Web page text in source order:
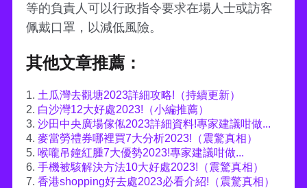
等的負責人可以行政指令要求在場人士或訪客
佩戴口罩，以減低風險。
其他文章推薦：
1. 土瓜灣去觀塘2023詳細攻略!（持續更新）
2. 白沙灣12大好處2023!（小編推薦）
3. 沙田中央廣場傢俬2023詳細資料!專家建議咁做...
4. 麥當勞禮券哪裡買7大分析2023!（震驚真相）
5. 喉嚨吊鐘紅腫7大優勢2023!專家建議咁做...
6. 手機被駭解決方法10大好處2023!（震驚真相）
7. 香港shopping好去處2023必看介紹!（震驚真相）